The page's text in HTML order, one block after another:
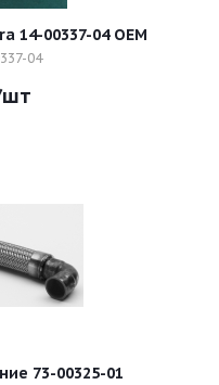
14-00337-04 OEM
04
73-00325-01